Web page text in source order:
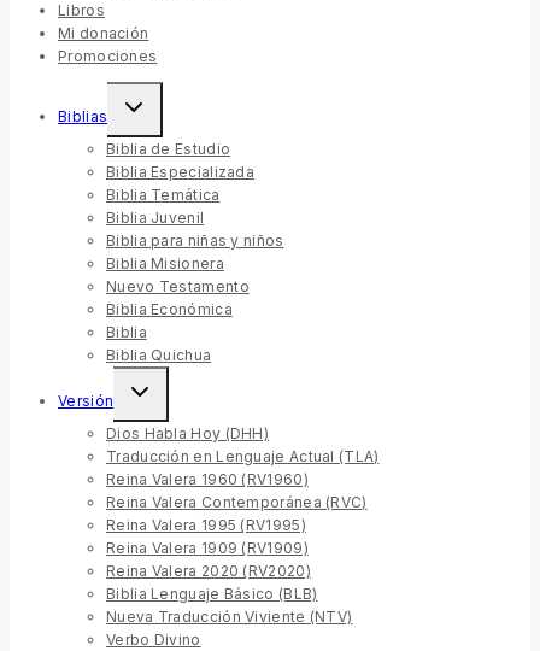
Libros
Mi donación
Promociones
Biblias
Toggle
menu
Biblia de Estudio
Biblia Especializada
Biblia Temática
Biblia Juvenil
Biblia para niñas y niños
Biblia Misionera
Nuevo Testamento
Biblia Económica
Biblia
Biblia Quichua
Versión
Toggle
menu
Dios Habla Hoy (DHH)
Traducción en Lenguaje Actual (TLA)
Reina Valera 1960 (RV1960)
Reina Valera Contemporánea (RVC)
Reina Valera 1995 (RV1995)
Reina Valera 1909 (RV1909)
Reina Valera 2020 (RV2020)
Biblia Lenguaje Básico (BLB)
Nueva Traducción Viviente (NTV)
Verbo Divino